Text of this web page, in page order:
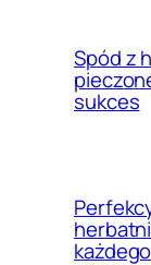
Spód z
sukces